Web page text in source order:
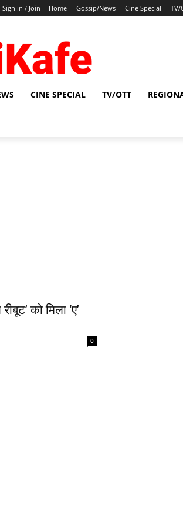
Sign in / Join Home Gossip/News Cine Special TV/
CINE SPECIAL TV/OTT
को मिला ‘ए’
0